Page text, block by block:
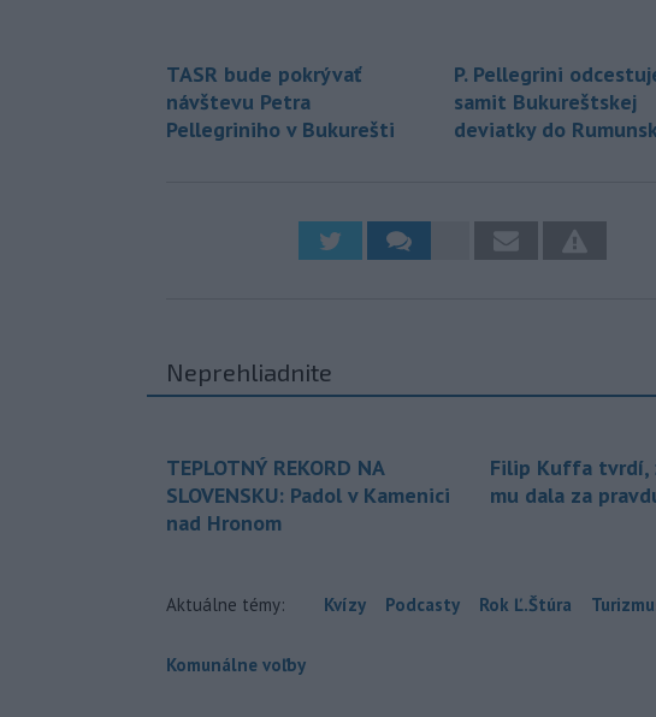
TASR bude pokrývať
návštevu Petra
Pellegriniho v Bukurešti
P. Pellegrini
samit Bukureštskej
deviatky do
Neprehliadnite
TEPLOTNÝ REKORD NA
SLOVENSKU: Padol v Kamenici
nad Hronom
Filip Kuffa tvrdí,
mu dala za
Aktuálne témy: Kvízy Podcasty Rok Ľ.Štúra
Komunálne voľby